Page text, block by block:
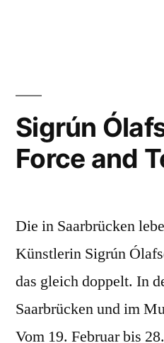
Sigrún
Force and
Die in Saarbrücken
Künstlerin Sigrún
das gleich doppelt. In
Saarbrücken und im
Vom 19. Februar bis